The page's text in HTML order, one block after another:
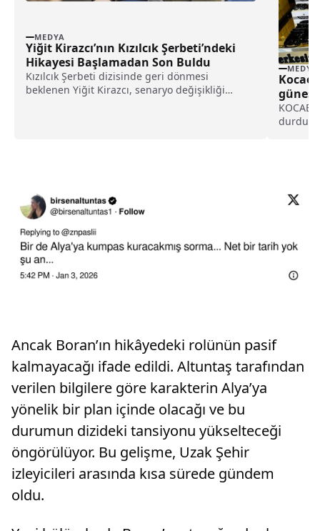
MEDYA
Yiğit Kirazcı’nın Kızılcık Şerbeti’ndeki
Hikayesi Başlamadan Son Buldu
Kızılcık Şerbeti dizisinde geri dönmesi
beklenen Yiğit Kirazcı, senaryo değişikliği
MEDYA
güneş
Ancak Boran’ın hikâyedeki rolünün pasif
kalmayacağı ifade edildi. Altuntaş tarafından
verilen bilgilere göre karakterin Alya’ya
yönelik bir plan içinde olacağı ve bu
durumun dizideki tansiyonu yükselteceği
öngörülüyor. Bu gelişme, Uzak Şehir
izleyicileri arasında kısa sürede gündem
oldu.